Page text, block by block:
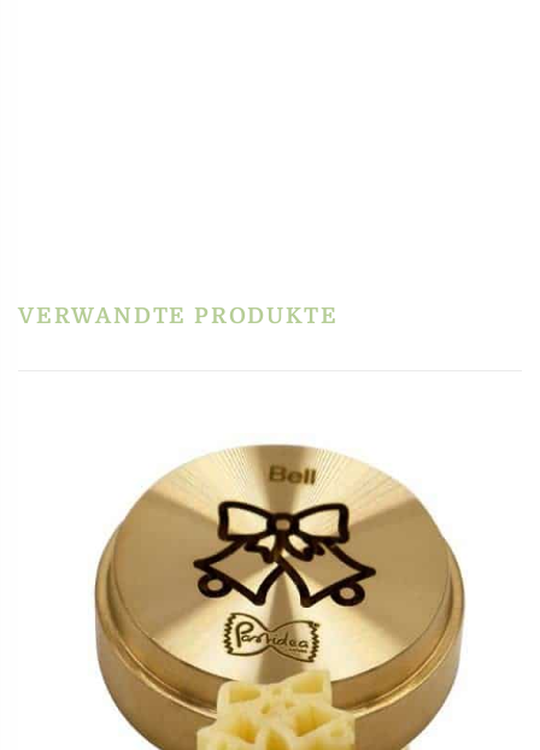
Purchase not verified. Find out more
Füge deine Rezension hinzu
angemeldet sein, um eine Rezension veröffentlichen zu können.
VERWANDTE PRODUKTE